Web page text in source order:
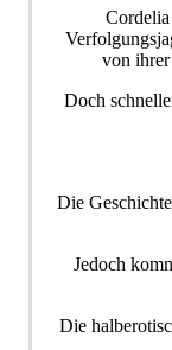
von
Doch
Die
Jedoch
Die